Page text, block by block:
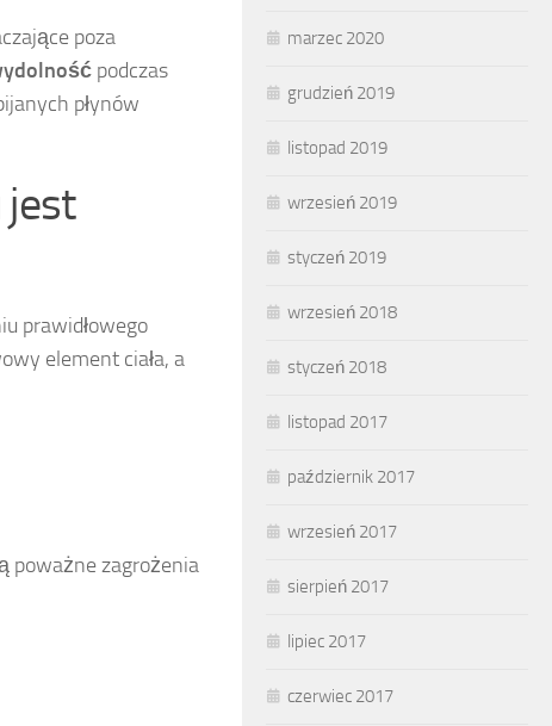
poza
podczas
płynów
jest
prawidłowego
element ciała, a
poważne zagrożenia
marzec 2020
grudzień 2019
listopad 2019
wrzesień 2019
styczeń 2019
wrzesień 2018
styczeń 2018
listopad 2017
październik 2017
wrzesień 2017
sierpień 2017
lipiec 2017
czerwiec 2017